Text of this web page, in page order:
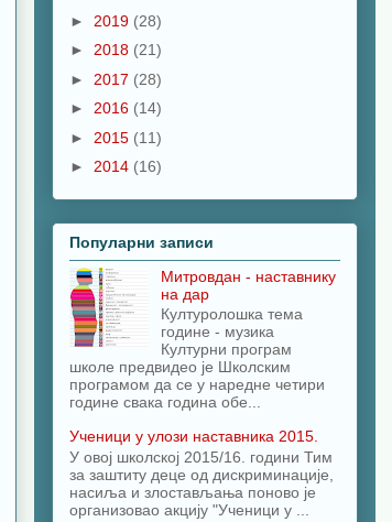
► 2019 (28)
► 2018 (21)
► 2017 (28)
► 2016 (14)
► 2015 (11)
► 2014 (16)
Популарни записи
Митровдан - наставнику
на дар
Културолошка тема
године - музика
Културни програм
школе предвидео је Школским
програмом да се у наредне четири
године свака година обе...
Ученици у улози наставника 2015.
У овој школској 2015/16. години Тим
за заштиту деце од дискриминације,
насиља и злостављања поново је
организовао акцију "Ученици у ...